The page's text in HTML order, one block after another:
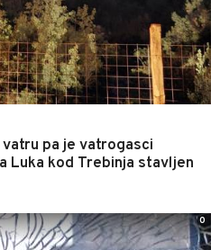
pa je vatrogasci
Luka kod Trebinja stavljen
0